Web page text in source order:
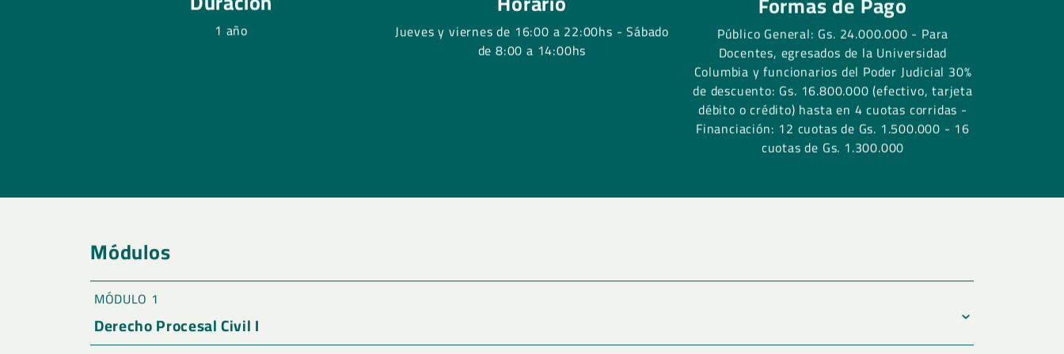
procesos de cambio y de toma de decisiones en los distintos
estamentos de los gobiernos nacionales, estatales y locales, y a
sus equipos técnicos y a personas de la sociedad civil.
Para el desarrollo de los módulos del programa, con la intencionalidad
que suponen los objetivos y enfoques, se utiliza una amplia gama de
métodos de enseñanza – aprendizaje, especialmente diseñados y
combinados, conforme a las características de los participantes.
Trabajos en equipos.
1 año
Jueves y viernes de 16:00 a 22:00hs - Sábado
de 8:00 a 14:00hs
Público General: Gs. 24.000.000 - Para
Docentes, egresados de la Universidad
Columbia y funcionarios del Poder Judicial 30%
de descuento: Gs. 16.800.000 (efectivo, tarjeta
débito o crédito) hasta en 4 cuotas corridas -
Financiación: 12 cuotas de Gs. 1.500.000 - 16
cuotas de Gs. 1.300.000
Módulos
MÓDULO 1
Derecho Procesal Civil I
Noción de derecho procesal. Jurisdicción. Acción. Proceso.